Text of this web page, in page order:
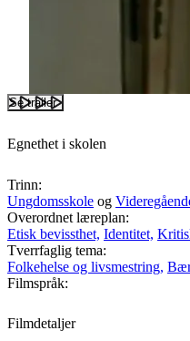
Se trailer
Egnethet i skolen
Trinn:
Ungdomsskole og
Overordnet læreplan:
Etisk bevissthet, Identitet,
Tverrfaglig tema:
Folkehelse og livsmestring,
Filmspråk:
Filmdetaljer